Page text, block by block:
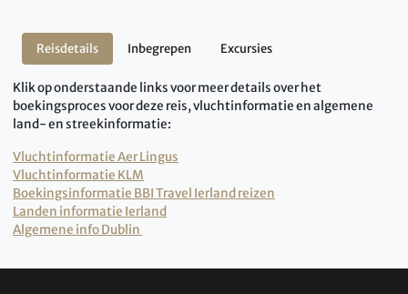
Reisdetails Inbegrepen Excursies
Klik op onderstaande links voor meer details over het
boekingsproces voor deze reis, vluchtinformatie en algemene
land- en streekinformatie:
Vluchtinformatie Aer Lingus
Vluchtinformatie KLM
Boekingsinformatie BBI Travel Ierland reizen
Landen informatie Ierland
Algemene info Dublin